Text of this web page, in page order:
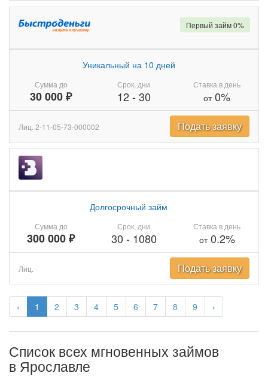
‹ 1 2 3 4 5 6 7 8 9 ›
Сумма до
30 000 ₽
Уникальный на 10 дней
Срок, дни
12- 30
Ставка в день
от0%
Первый займ 0%
Лиц. 2-11-05-73-000002 Подать заявку
Сумма до
300 000 ₽
Долгосрочный займ
Срок, дни
30 - 1080
Ставка в день
от0.2%
Лиц. Подать заявку
Список всех мгновенных займов
в Ярославле